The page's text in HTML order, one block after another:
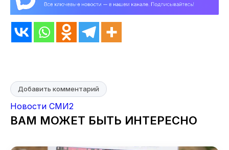
Добавить комментарий
Новости СМИ2
ВАМ МОЖЕТ БЫТЬ ИНТЕРЕСНО